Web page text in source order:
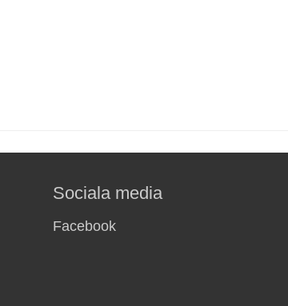
Sociala media
Facebook